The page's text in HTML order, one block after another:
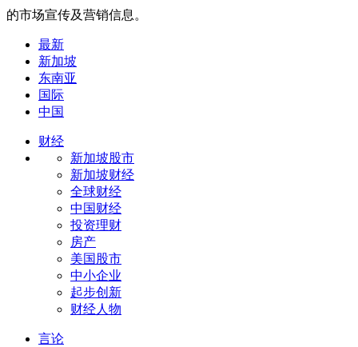
的市场宣传及营销信息。
最新
新加坡
东南亚
国际
中国
财经
新加坡股市
新加坡财经
全球财经
中国财经
投资理财
房产
美国股市
中小企业
起步创新
财经人物
言论